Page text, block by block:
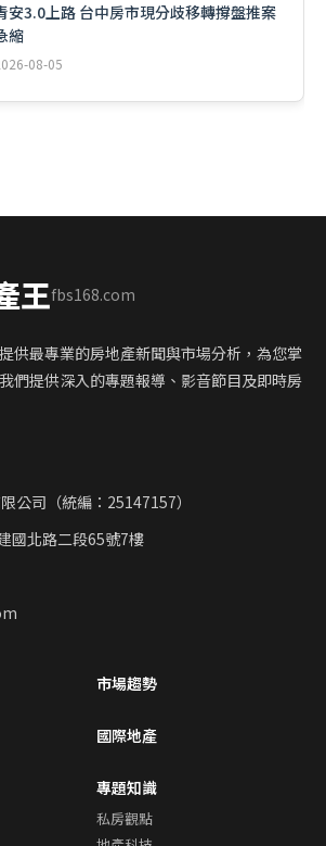
安3.0上路 台中房市現分歧移轉撐盤推案
縮
08-05
王fbs168.com
供最專業的房地產新聞與市場分析，為您掌
們提供深入的專題報導、影音節目及即時房
公司（統編：25147157）
國北路二段65號7樓
市場趨勢
國際地產
專題知識
私房觀點